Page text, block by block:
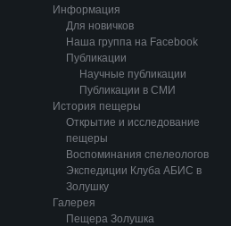
Информация
Для новичков
Наша группа на Facebook
Публикации
Научные публикации
Публикации в СМИ
История пещеры
Открытие и исследование
пещеры
Воспоминания спелеологов
Экспедиции Клуба АБИС в
Золушку
Галерея
Пещера Золушка